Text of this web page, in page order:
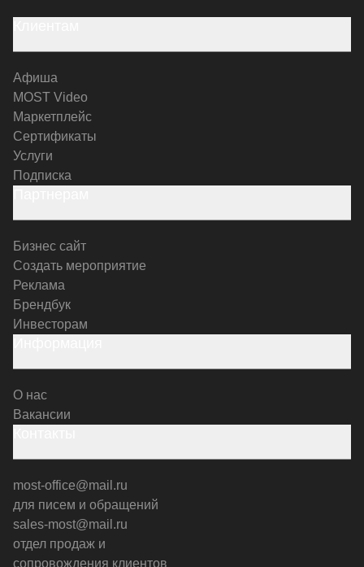
Афиша
MOST Video
Маркетплейс
Сертификаты
Услуги
Подписка
Бизнес сайт
Создать мероприятие
Реклама
Брендбук
Инвесторам
О нас
Вакансии
most-office@mail.ru
для писем и обращений
sales-most@mail.ru
отдел продаж и
сопровождения клиентов